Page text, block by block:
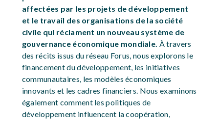
affectées par les projets de développement
et le travail des organisations de la société
civile qui réclament un nouveau système de
gouvernance économique mondiale. À travers
des récits issus du réseau Forus, nous explorons le
financement du développement, les initiatives
communautaires, les modèles économiques
innovants et les cadres financiers. Nous examinons
également comment les politiques de
développement influencent la coopération,